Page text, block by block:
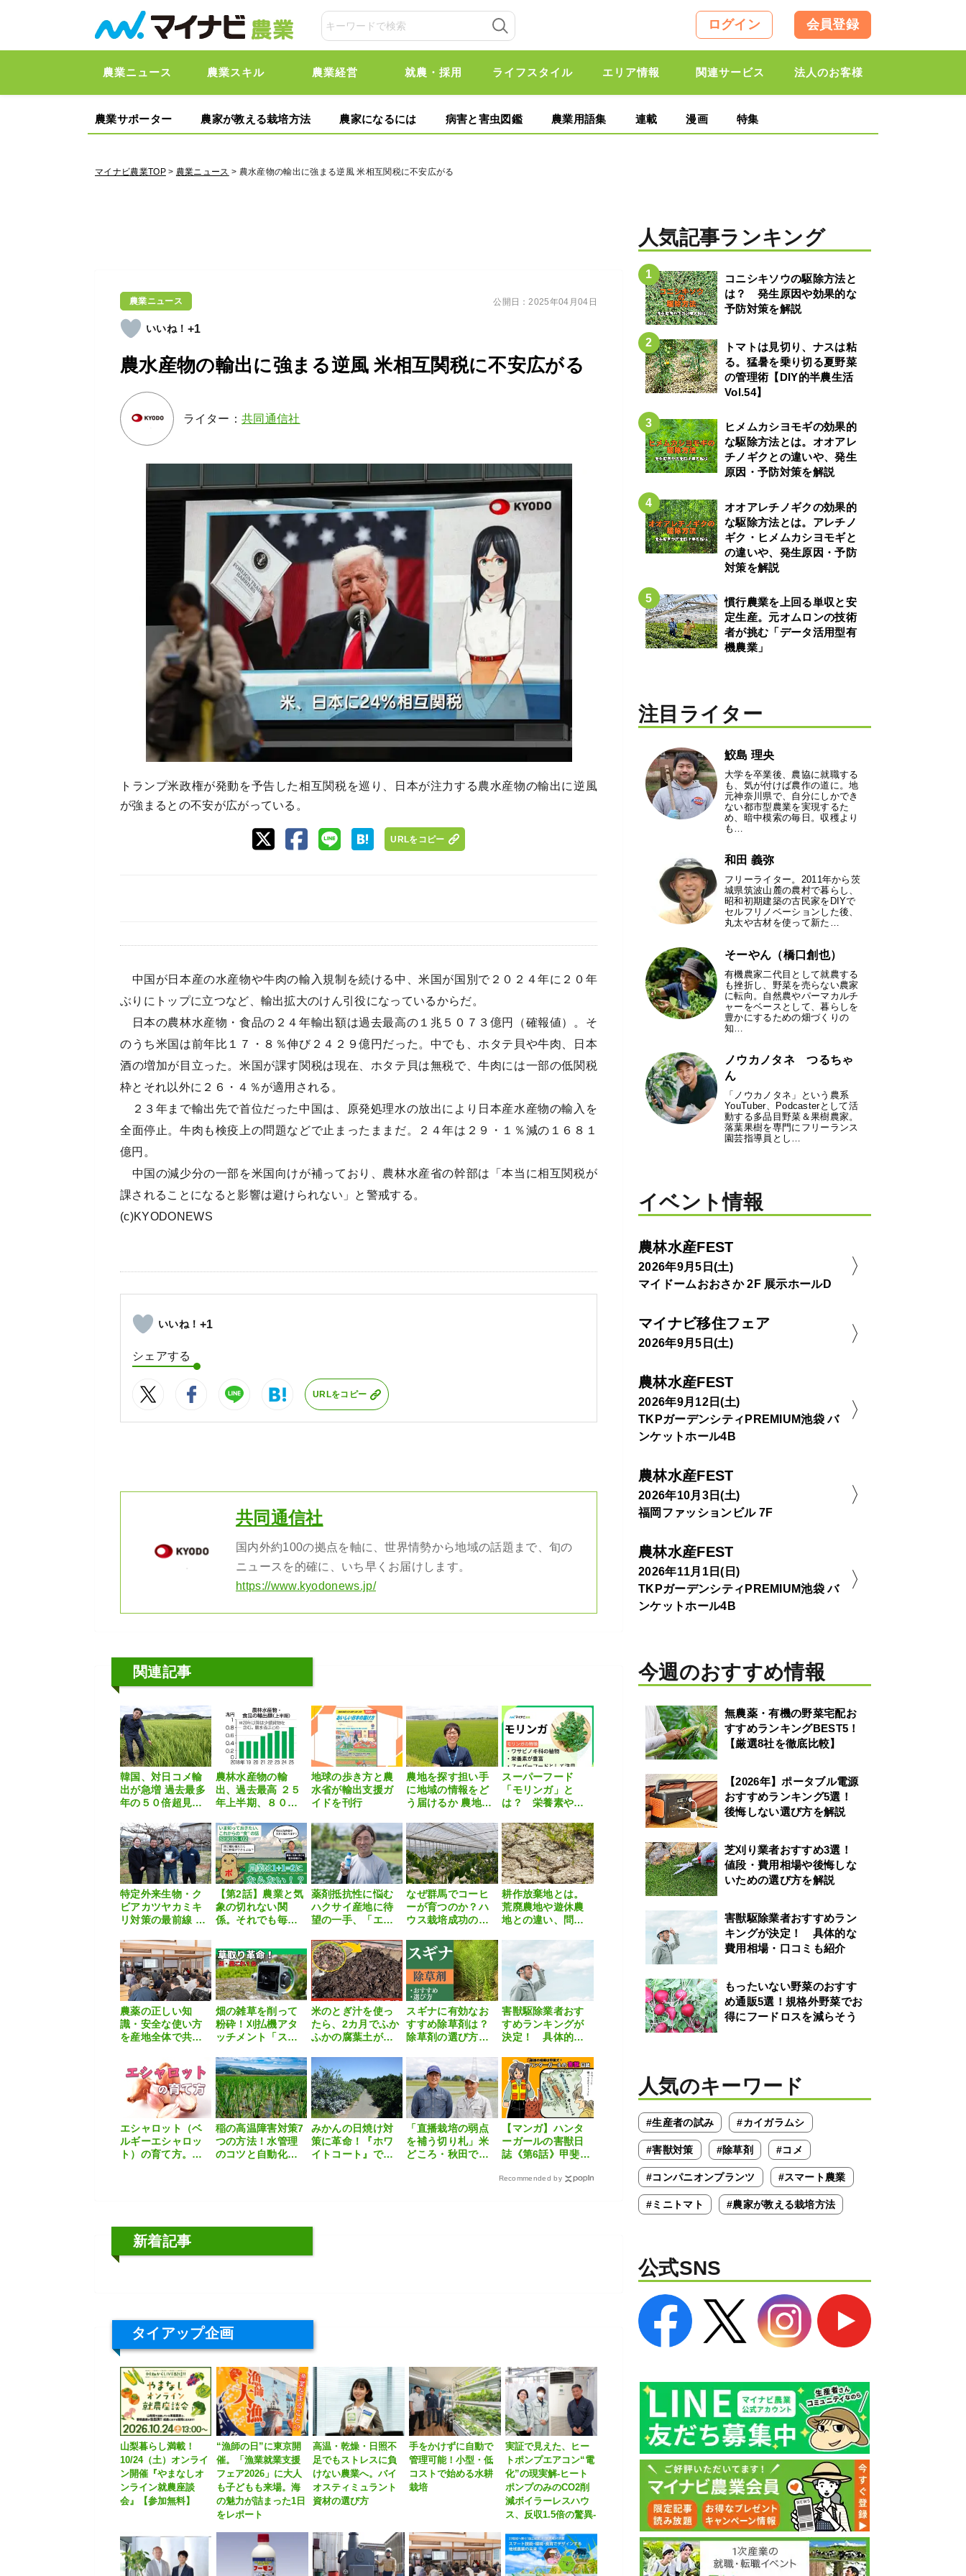
ログイン 会員登録
農業ニュース 農業スキル 農業経営 就農・採用 ライフスタイル エリア情報 関連サービス 法人のお客様
農業サポーター 農家が教える栽培方法 農家になるには 病害と害虫図鑑 農業用語集 連載 漫画 特集
マイナビ農業TOP> 農業ニュース > 農水産物の輸出に強まる逆風 米相互関税に不安広がる
農業ニュース
+1
農水産物の輸出に強まる逆風 米相互関税に不安広がる
ライター：共同通信社
公開日：2025年04月04日
トランプ米政権が発動を予告した相互関税を巡り、日本が注力する農水産物の輸出に逆風
が強まるとの不安が広がっている。
URLをコピー
中国が日本産の水産物や牛肉の輸入規制を続ける中、米国が国別で２０２４年に２０年
ぶりにトップに立つなど、輸出拡大のけん引役になっているからだ。
日本の農林水産物・食品の２４年輸出額は過去最高の１兆５０７３億円（確報値）。そ
のうち米国は前年比１７・８％伸び２４２９億円だった。中でも、ホタテ貝や牛肉、日本
酒の増加が目立った。米国が課す関税は現在、ホタテ貝は無税で、牛肉には一部の低関税
枠とそれ以外に２６・４％が適用される。
２３年まで輸出先で首位だった中国は、原発処理水の放出により日本産水産物の輸入を
全面停止。牛肉も検疫上の問題などで止まったままだ。２４年は２９・１％減の１６８１
億円。
中国の減少分の一部を米国向けが補っており、農林水産省の幹部は「本当に相互関税が
課されることになると影響は避けられない」と警戒する。
(c)KYODONEWS
+1
シェアする
URLをコピー
共同通信社
国内外約100の拠点を軸に、世界情勢から地域の話題まで、旬の
ニュースを的確に、いち早くお届けします。
https://www.kyodonews.jp/
関連記事
韓国、対日コメ輸
出が急増 過去最多
年の５０倍超見込
農林水産物の輸
出、過去最高 ２５
年上半期、８０９
地球の歩き方と農
水省が輸出支援ガ
イドを刊行
農地を探す担い手
に地域の情報をど
う届けるか 農地マ
る常総市の取り組
み
スーパーフード
「モリンガ」と
は？ 栄養素や活
方法などを解説
特定外来生物・ク
ビアカツヤカミキ
リ対策の最前線 〜
果樹害虫防除の現
在地〜
【第2話】農業と気
象の切れない関
係。それでも毎
ーに並ぶのはな
ぜ？【いま知って
おきたい、これか
らの”食”の話】
薬剤抵抗性に悩む
ハクサイ産地に待
望の一手、「エフ
テーション防除を
刷新
なぜ群馬でコーヒ
ーが育つのか？ハ
ウス栽培成功の秘
耕作放棄地とは。
荒廃農地や遊休農
地との違い、問題
農薬の正しい知
識・安全な使い方
を産地全体で共
家によるセミナー
開催
畑の雑草を削って
粉砕！刈払機アタ
ッチメント「スー
ーVA」
米のとぎ汁を使っ
たら、2カ月でふか
ふかの腐葉土がで
スギナに有効なお
すすめ除草剤は？
除草剤の選び方や
害獣駆除業者おす
すめランキングが
決定！ 具体的な
も紹介
エシャロット（ベ
ルギーエシャロッ
ト）の育て方。栽
稲の高温障害対策7
つの方法！水管理
のコツと自動化の
みかんの日焼け対
策に革命！『ホワ
イトコート』で暑
「直播栽培の弱点
を補う切り札」米
どころ・秋田で広
【マンガ】ハンタ
ーガールの害獣日
誌《第6話》甲斐犬
きた！
Recommended by
新着記事
タイアップ企画
山梨暮らし満載！
10/24（土）オンライ
ン開催『やまなしオ
ンライン就農座談
会』【参加無料】
“漁師の日”に東京開
催。「漁業就業支援
フェア2026」に大人
も子どもも来場。海
の魅力が詰まった1日
をレポート
高温・乾燥・日照不
足でもストレスに負
けない農業へ。バイ
オスティミュラント
資材の選び方
手をかけずに自動で
管理可能！小型・低
コストで始める水耕
栽培
実証で見えた、ヒー
トポンプエアコン“電
化”の現実解-ヒート
ポンプのみのCO2削
減ボイラーレスハウ
ス、反収1.5倍の驚異-
人気記事ランキング
コニシキソウの駆除方法と
は？ 発生原因や効果的な
予防対策を解説
トマトは見切り、ナスは粘
る。猛暑を乗り切る夏野菜
の管理術【DIY的半農生活
Vol.54】
ヒメムカシヨモギの効果的
な駆除方法とは。オオアレ
チノギクとの違いや、発生
原因・予防対策を解説
オオアレチノギクの効果的
な駆除方法とは。アレチノ
ギク・ヒメムカシヨモギと
の違いや、発生原因・予防
対策を解説
慣行農業を上回る単収と安
定生産。元オムロンの技術
者が挑む「データ活用型有
機農業」
注目ライター
鮫島 理央
大学を卒業後、農協に就職する
も、気が付けば農作の道に。地
元神奈川県で、自分にしかでき
ない都市型農業を実現するた
め、暗中模索の毎日。収穫より
も…
和田 義弥
フリーライター。2011年から茨
城県筑波山麓の農村で暮らし、
昭和初期建築の古民家をDIYで
セルフリノベーションした後、
丸太や古材を使って新た…
そーやん（橋口創也）
有機農家二代目として就農する
も挫折し、野菜を売らない農家
に転向。自然農やパーマカルチ
ャーをベースとして、暮らしを
豊かにするための畑づくりの
知…
ノウカノタネ つるちゃ
ん
「ノウカノタネ」という農系
YouTuber、Podcasterとして活
動する多品目野菜＆果樹農家。
落葉果樹を専門にフリーランス
園芸指導員とし…
イベント情報
農林水産FEST
2026年9月5日(土)
マイドームおおさか 2F 展示ホールD
マイナビ移住フェア
2026年9月5日(土)
農林水産FEST
2026年9月12日(土)
TKPガーデンシティPREMIUM池袋 バ
ンケットホール4B
農林水産FEST
2026年10月3日(土)
福岡ファッションビル 7F
農林水産FEST
2026年11月1日(日)
TKPガーデンシティPREMIUM池袋 バ
ンケットホール4B
今週のおすすめ情報
無農薬・有機の野菜宅配お
すすめランキングBEST5！
【厳選8社を徹底比較】
【2026年】ポータブル電源
おすすめランキング5選！
後悔しない選び方を解説
芝刈り業者おすすめ3選！
値段・費用相場や後悔しな
いための選び方を解説
害獣駆除業者おすすめラン
キングが決定！ 具体的な
費用相場・口コミも紹介
もったいない野菜のおすす
め通販5選！規格外野菜でお
得にフードロスを減らそう
人気のキーワード
#生産者の試み #カイガラムシ
#害獣対策 #除草剤 #コメ
#コンパニオンプランツ #スマート農業
#ミニトマト #農家が教える栽培方法
公式SNS